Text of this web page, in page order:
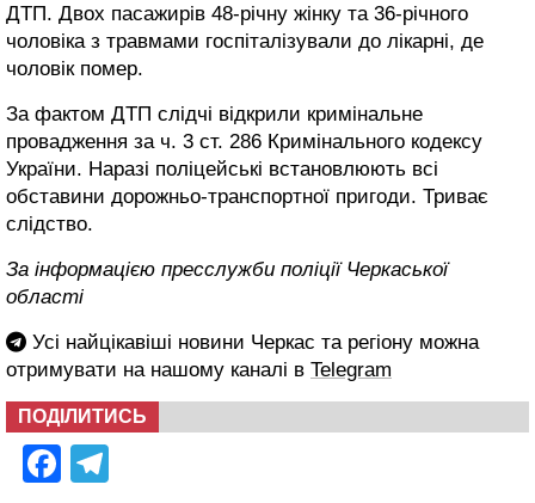
ДТП. Двох пасажирів 48-річну жінку та 36-річного
чоловіка з травмами госпіталізували до лікарні, де
чоловік помер.
За фактом ДТП слідчі відкрили кримінальне
провадження за ч. 3 ст. 286 Кримінального кодексу
України. Наразі поліцейські встановлюють всі
обставини дорожньо-транспортної пригоди. Триває
слідство.
За інформацією пресслужби поліції Черкаської
області
Усі найцікавіші новини Черкас та регіону можна
отримувати на нашому каналі в Telegram
ПОДІЛИТИСЬ
Facebook